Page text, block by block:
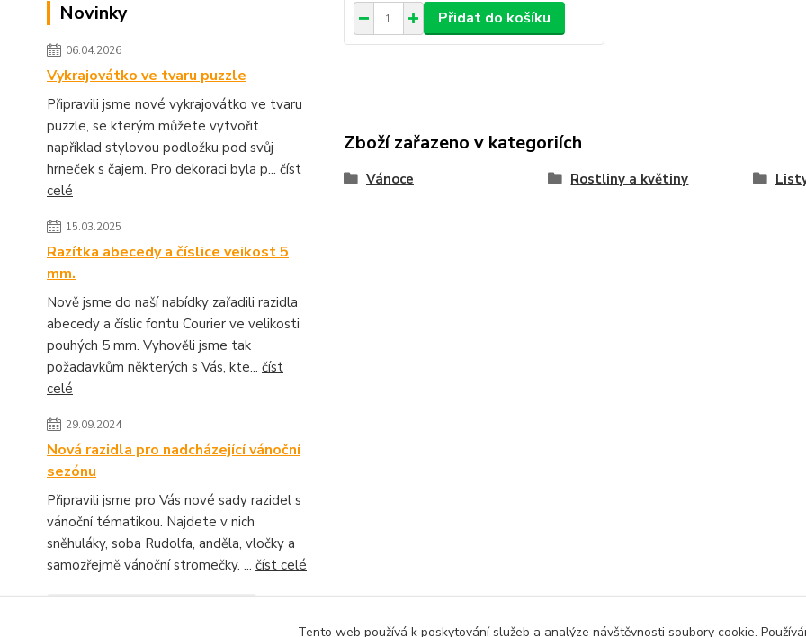
Novinky
06.04.2026
Vykrajovátko ve tvaru puzzle
Připravili jsme nové vykrajovátko ve tvaru
puzzle, se kterým můžete vytvořit
například stylovou podložku pod svůj
hrneček s čajem. Pro dekoraci byla p... číst
celé
15.03.2025
Razítka abecedy a číslice veikost 5
mm.
Nově jsme do naší nabídky zařadili razidla
abecedy a číslic fontu Courier ve velikosti
pouhých 5 mm. Vyhověli jsme tak
požadavkům některých s Vás, kte... číst
celé
29.09.2024
Nová razidla pro nadcházející vánoční
sezónu
Připravili jsme pro Vás nové sady razidel s
vánoční tématikou. Najdete v nich
sněhuláky, soba Rudolfa, anděla, vločky a
samozřejmě vánoční stromečky. ... číst celé
Přidat do košíku
Zboží zařazeno v kategoriích
Vánoce Rostliny a květiny
Tento web používá k poskytování služeb a analýze návštěvnosti soubory cookie.